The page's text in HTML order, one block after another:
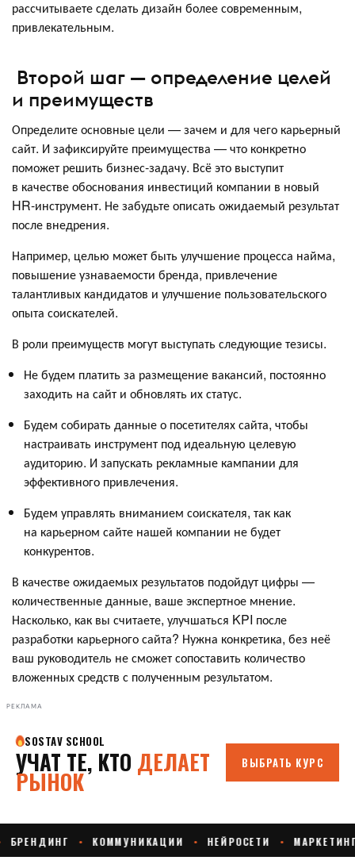
рассчитываете сделать дизайн более современным,
привлекательным.
Второй шаг — определение целей
и преимуществ
Определите основные цели — зачем и для чего карьерный
сайт. И зафиксируйте преимущества — что конкретно
поможет решить бизнес-задачу. Всё это выступит
в качестве обоснования инвестиций компании в новый
HR-инструмент. Не забудьте описать ожидаемый результат
после внедрения.
Например, целью может быть улучшение процесса найма,
повышение узнаваемости бренда, привлечение
талантливых кандидатов и улучшение пользовательского
опыта соискателей.
В роли преимуществ могут выступать следующие тезисы.
Не будем платить за размещение вакансий, постоянно
заходить на сайт и обновлять их статус.
Будем собирать данные о посетителях сайта, чтобы
настраивать инструмент под идеальную целевую
аудиторию. И запускать рекламные кампании для
эффективного привлечения.
Будем управлять вниманием соискателя, так как
на карьерном сайте нашей компании не будет
конкурентов.
В качестве ожидаемых результатов подойдут цифры —
количественные данные, ваше экспертное мнение.
Насколько, как вы считаете, улучшаться KPI после
разработки карьерного сайта? Нужна конкретика, без неё
ваш руководитель не сможет сопоставить количество
вложенных средств с полученным результатом.
РЕКЛАМА